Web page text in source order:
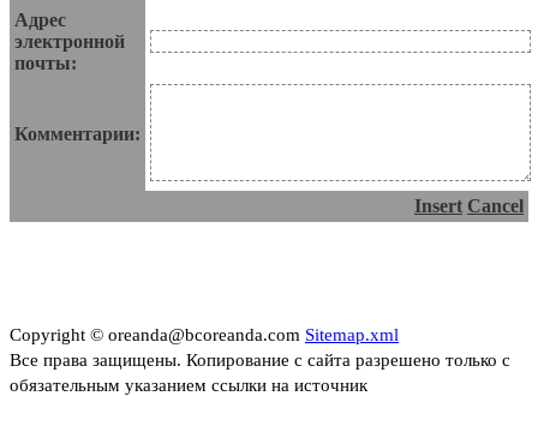
Адрес
электронной
почты:
Комментарии:
Insert Cancel
Copyright © oreanda@bcoreanda.com Sitemap.xml
Все права защищены. Копирование с сайта разрешено только с
обязательным указанием ссылки на источник